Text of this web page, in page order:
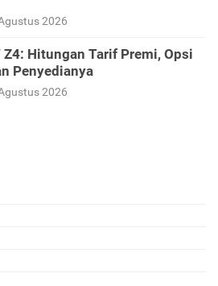
2026
Hitungan Tarif Premi, Opsi
Penyedianya
2026